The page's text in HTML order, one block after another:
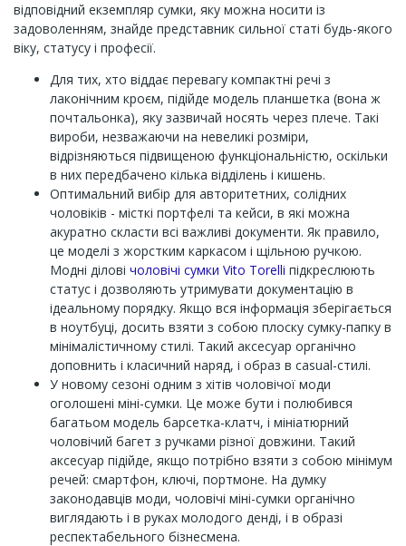
відповідний екземпляр сумки, яку можна носити із
задоволенням, знайде представник сильної статі будь-якого
віку, статусу і професії.
Для тих, хто віддає перевагу компактні речі з
лаконічним кроєм, підійде модель планшетка (вона ж
почтальонка), яку зазвичай носять через плече. Такі
вироби, незважаючи на невеликі розміри,
відрізняються підвищеною функціональністю, оскільки
в них передбачено кілька відділень і кишень.
Оптимальний вибір для авторитетних, солідних
чоловіків - місткі портфелі та кейси, в які можна
акуратно скласти всі важливі документи. Як правило,
це моделі з жорстким каркасом і щільною ручкою.
Модні ділові чоловічі сумки Vito Torelli підкреслюють
статус і дозволяють утримувати документацію в
ідеальному порядку. Якщо вся інформація зберігається
в ноутбуці, досить взяти з собою плоску сумку-папку в
мінімалістичному стилі. Такий аксесуар органічно
доповнить і класичний наряд, і образ в casual-стилі.
У новому сезоні одним з хітів чоловічої моди
оголошені міні-сумки. Це може бути і полюбився
багатьом модель барсетка-клатч, і мініатюрний
чоловічий багет з ручками різної довжини. Такий
аксесуар підійде, якщо потрібно взяти з собою мінімум
речей: смартфон, ключі, портмоне. На думку
законодавців моди, чоловічі міні-сумки органічно
виглядають і в руках молодого денді, і в образі
респектабельного бізнесмена.